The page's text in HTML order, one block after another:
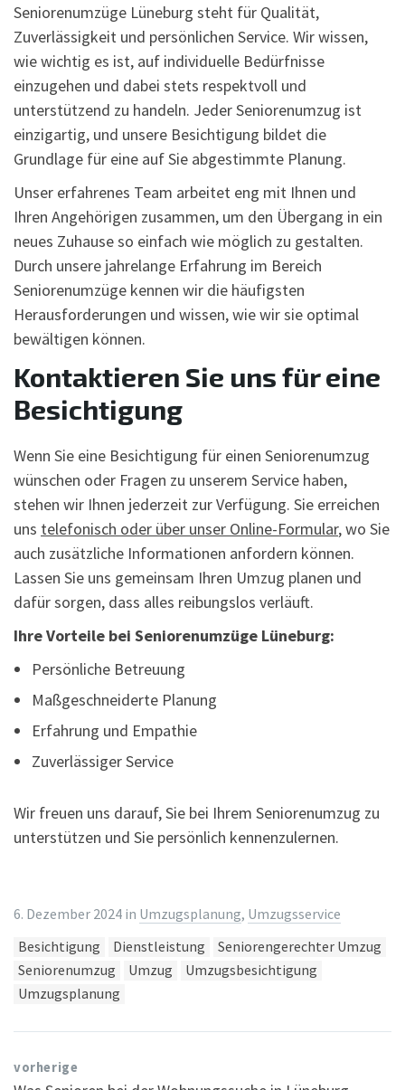
Seniorenumzüge Lüneburg steht für Qualität,
Zuverlässigkeit und persönlichen Service. Wir wissen,
wie wichtig es ist, auf individuelle Bedürfnisse
einzugehen und dabei stets respektvoll und
unterstützend zu handeln. Jeder Seniorenumzug ist
einzigartig, und unsere Besichtigung bildet die
Grundlage für eine auf Sie abgestimmte Planung.
Unser erfahrenes Team arbeitet eng mit Ihnen und
Ihren Angehörigen zusammen, um den Übergang in ein
neues Zuhause so einfach wie möglich zu gestalten.
Durch unsere jahrelange Erfahrung im Bereich
Seniorenumzüge kennen wir die häufigsten
Herausforderungen und wissen, wie wir sie optimal
bewältigen können.
Kontaktieren Sie uns für eine
Besichtigung
Wenn Sie eine Besichtigung für einen Seniorenumzug
wünschen oder Fragen zu unserem Service haben,
stehen wir Ihnen jederzeit zur Verfügung. Sie erreichen
uns telefonisch oder über unser Online-Formular, wo Sie
auch zusätzliche Informationen anfordern können.
Lassen Sie uns gemeinsam Ihren Umzug planen und
dafür sorgen, dass alles reibungslos verläuft.
Ihre Vorteile bei Seniorenumzüge Lüneburg:
Persönliche Betreuung
Maßgeschneiderte Planung
Erfahrung und Empathie
Zuverlässiger Service
Wir freuen uns darauf, Sie bei Ihrem Seniorenumzug zu
unterstützen und Sie persönlich kennenzulernen.
6. Dezember 2024 in Umzugsplanung, Umzugsservice
Tags:
Besichtigung Dienstleistung
Seniorengerechter Umzug
Seniorenumzug
Umzug
Umzugsbesichtigung
Umzugsplanung
vorherige